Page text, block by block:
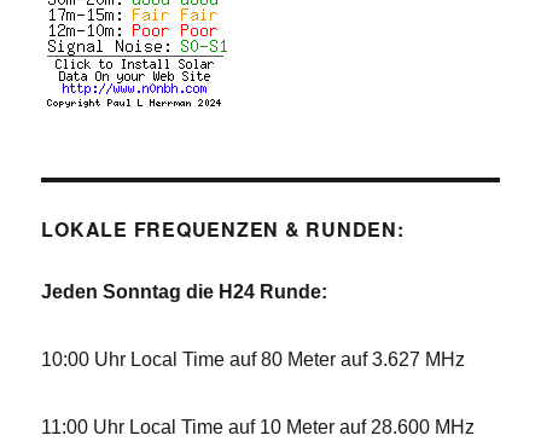
LOKALE FREQUENZEN & RUNDEN:
Jeden Sonntag die H24 Runde:
10:00 Uhr Local Time auf 80 Meter auf 3.627 MHz
11:00 Uhr Local Time auf 10 Meter auf 28.600 MHz